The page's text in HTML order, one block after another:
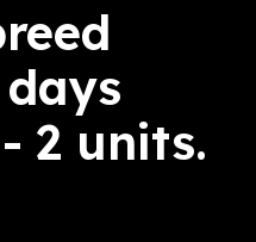
2 units.